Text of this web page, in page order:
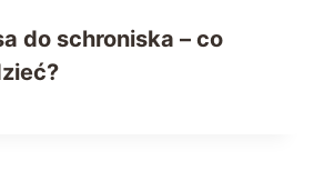
do schroniska – co